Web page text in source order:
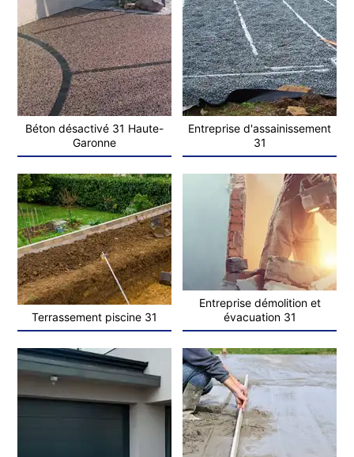
Béton désactivé 31 Haute-
Garonne
Entreprise d'assainissement
31
Terrassement piscine 31
Entreprise démolition et
évacuation 31